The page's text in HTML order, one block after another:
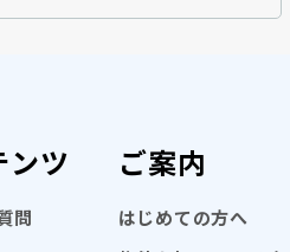
ンツ
問
ご案内
はじめての方へ